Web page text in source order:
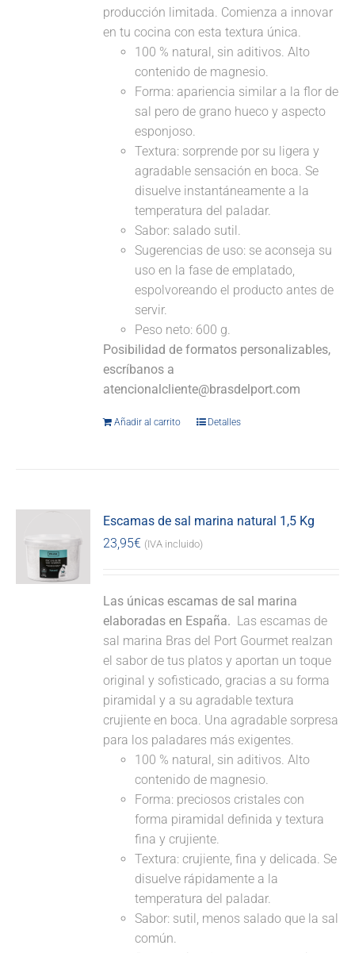
producción limitada. Comienza a innovar
en tu cocina con esta textura única.
100 % natural, sin aditivos. Alto
contenido de magnesio.
Forma: apariencia similar a la flor de
sal pero de grano hueco y aspecto
esponjoso.
Textura: sorprende por su ligera y
agradable sensación en boca. Se
disuelve instantáneamente a la
temperatura del paladar.
Sabor: salado sutil.
Sugerencias de uso: se aconseja su
uso en la fase de emplatado,
espolvoreando el producto antes de
servir.
Peso neto: 600 g.
Posibilidad de formatos personalizables,
escríbanos a
atencionalcliente@brasdelport.com
Añadir al carrito Detalles
Escamas de sal marina natural 1,5 Kg
23,95€ (IVA incluido)
Las únicas escamas de sal marina
elaboradas en España. Las escamas de
sal marina Bras del Port Gourmet realzan
el sabor de tus platos y aportan un toque
original y sofisticado, gracias a su forma
piramidal y a su agradable textura
crujiente en boca. Una agradable sorpresa
para los paladares más exigentes.
100 % natural, sin aditivos. Alto
contenido de magnesio.
Forma: preciosos cristales con
forma piramidal definida y textura
fina y crujiente.
Textura: crujiente, fina y delicada. Se
disuelve rápidamente a la
temperatura del paladar.
Sabor: sutil, menos salado que la sal
común.